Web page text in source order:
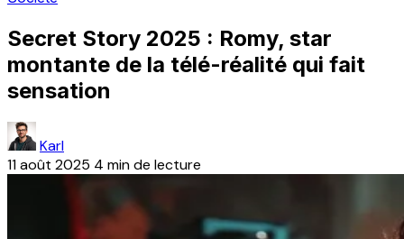
Secret Story 2025 : Romy, star
montante de la télé-réalité qui fait
sensation
Karl
11 août 2025 4 min de lecture